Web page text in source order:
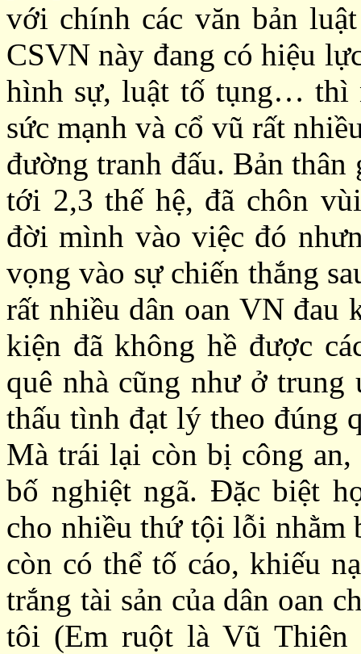
với chính các văn bản
CSVN này đang có hiệu
hình sự, luật tố tụng… thì
sức mạnh và cổ vũ rất
đường tranh đấu. Bản
tới 2,3 thế hệ, đã chôn
đời mình vào việc đó
vọng vào sự chiến thắng
rất nhiều dân oan VN đau
kiện đã không hề được
quê nhà cũng như ở
thấu tình đạt lý theo đúng
Mà trái lại còn bị công
bố nghiệt ngã. Đặc biệt
cho nhiều thứ tội lỗi nhằm
còn có thể tố cáo, khiếu
trắng tài sản của dân oan
tôi (Em ruột là Vũ Thiên